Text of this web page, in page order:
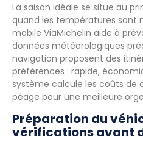
La saison idéale se situe au
quand les températures sont
mobile ViaMichelin aide à
données météorologiques
navigation proposent des
préférences : rapide,
système calcule les coûts de
péage pour une meilleure
Préparation du
vérifications avant